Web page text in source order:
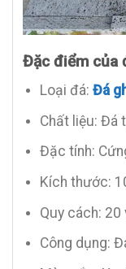
Đặc điểm của
Loại đá: Đá
Chất liệu: Đá
Đặc tính:
Kích thước:
Quy cách:
Công dụng: